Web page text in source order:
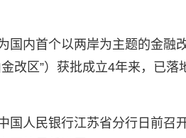
国内首个以两岸为主题的金融
改区”）获批成立4年来，已
国人民银行江苏省分行日前召